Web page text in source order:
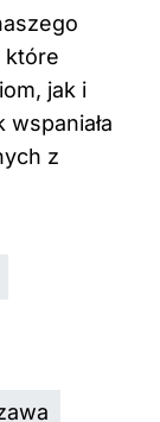
które
jak i
wspaniała
z